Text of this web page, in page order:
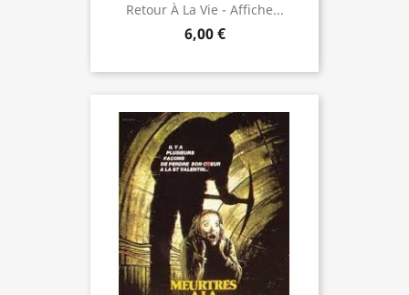
Retour À La Vie - Affiche...
6,00 €